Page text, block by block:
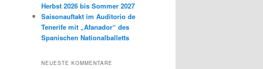
Herbst 2026 bis Sommer 2027
Saisonauftakt im Auditorio de
Tenerife mit „Afanador“ des
Spanischen Nationalballetts
NEUESTE KOMMENTARE